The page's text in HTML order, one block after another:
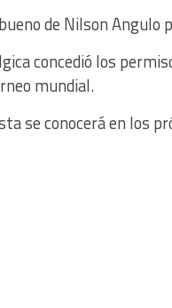
de Nilson Angulo
concedió los
mundial.
se conocerá en los